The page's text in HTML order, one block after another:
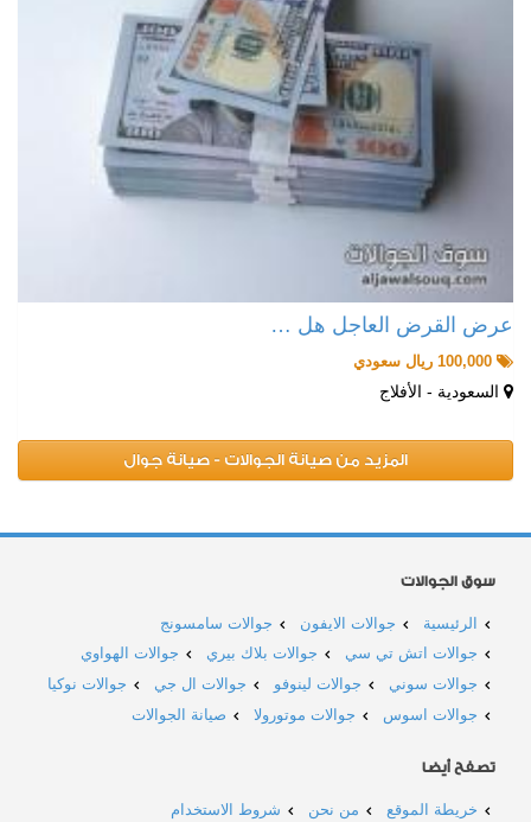
عرض القرض العاجل هل …
السعودية - الأفلاج
المزيد من صيانة الجوالات - صيانة جوال
سوق الجوالات
الرئيسية جوالات الايفون
جوالات سامسونج
جوالات اتش تي سي
جوالات بلاك بيري
جوالات الهواوي
جوالات سوني
جوالات لينوفو جوالات ال جي
جوالات نوكيا
جوالات اسوس
جوالات موتورولا صيانة الجوالات
تصفح أيضا
خريطة الموقع من نحن شروط الاستخدام